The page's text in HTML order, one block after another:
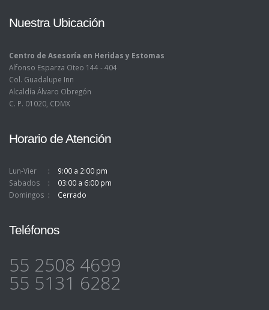
Nuestra Ubicación
Centro de Asesoría en Heridas y Estomas
Alfonso Esparza Oteo 144 - 404
Col. Guadalupe Inn
Alcaldía Álvaro Obregón
C. P. 01020, CDMX
Horario de Atención
Lun-Vier
9:00 a 2:00 pm
Sabados
03:00 a 6:00 pm
Domingos
Cerrado
Teléfonos
55 2508 4699
55 5131 6282